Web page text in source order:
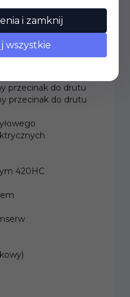
najtrudniejszymi
przecinak do drutu
przecinak do drutu
420HC
i zamknij
wszystkie